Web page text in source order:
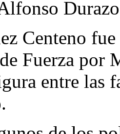
Centeno
Fuerza por
entre las